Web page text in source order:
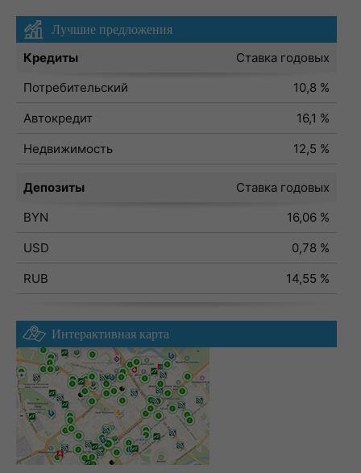
Лучшие предложения
Кредиты
Ставка годовых
Потребительский
10,8 %
Автокредит
16,1 %
Недвижимость
12,5 %
Депозиты
Ставка годовых
BYN
16,06 %
USD
0,78 %
RUB
14,55 %
Интерактивная карта